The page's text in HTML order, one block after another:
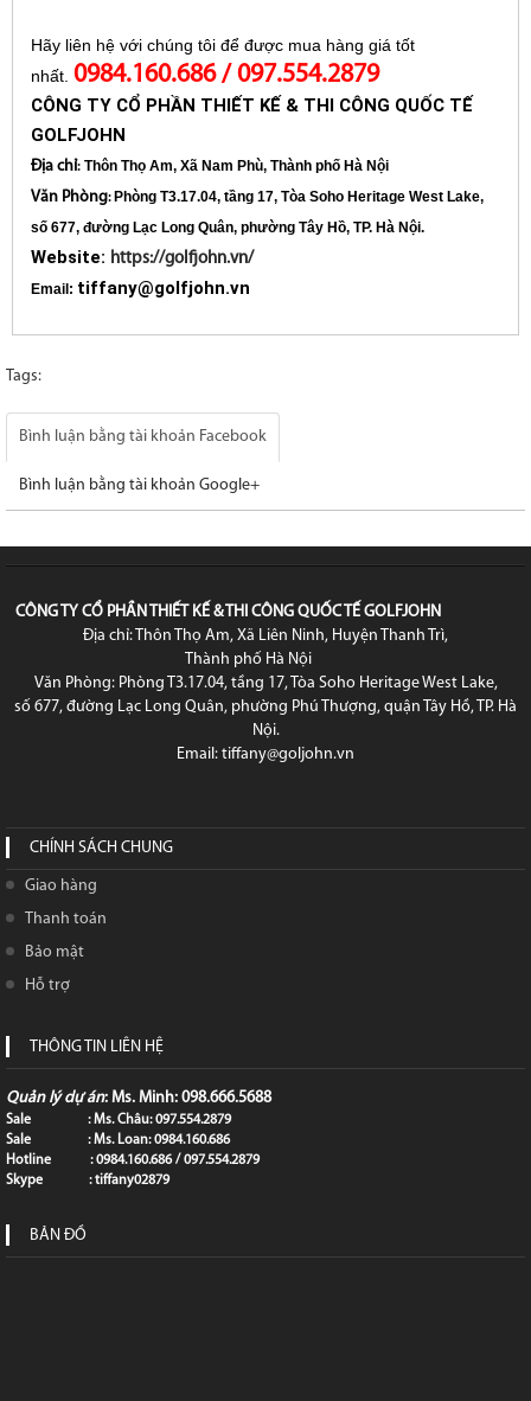
Hãy liên hệ với chúng tôi để được mua hàng giá tốt
nhất. 0984.160.686 / 097.554.2879
CÔNG TY CỔ PHẦN THIẾT KẾ & THI CÔNG QUỐC TẾ
GOLFJOHN
Địa chỉ: Thôn Thọ Am, Xã Nam Phù, Thành phố Hà Nội
Văn Phòng:Phòng T3.17.04, tầng 17, Tòa Soho Heritage West Lake,
số 677, đường Lạc Long Quân, phường Tây Hồ, TP. Hà Nội.
Website: https://golfjohn.vn/
Email: tiffany@golfjohn.vn
Tags:
Bình luận bằng tài khoản Facebook
Bình luận bằng tài khoản Google+
CÔNG TY CỔ PHẦN THIẾT KẾ & THI CÔNG QUỐC TẾ GOLFJOHN
Địa chỉ: Thôn Thọ Am, Xã Liên Ninh, Huyện Thanh Trì,
Thành phố Hà Nội
Văn Phòng: Phòng T3.17.04, tầng 17, Tòa Soho Heritage West Lake,
số 677, đường Lạc Long Quân, phường Phú Thượng, quận Tây Hồ, TP. Hà
Nội.
Email: tiffany@goljohn.vn
CHÍNH SÁCH CHUNG
Giao hàng
Thanh toán
Bảo mật
Hỗ trợ
THÔNG TIN LIÊN HỆ
Quản lý dự án: Ms. Minh: 098.666.5688
Sale : Ms. Châu: 097.554.2879
Sale : Ms. Loan: 0984.160.686
Hotline : 0984.160.686 / 097.554.2879
Skype : tiffany02879
BẢN ĐỒ